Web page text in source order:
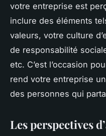
votre entreprise est
inclure des éléments
valeurs, votre culture
de responsabilité
etc. C’est l’occasion
rend votre entreprise
des personnes qui
Les perspectives